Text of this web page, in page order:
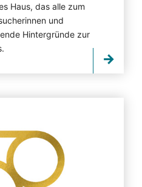
Haus, das alle zum
und
Hintergründe zur